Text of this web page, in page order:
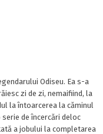
Odiseu. Ea s-a
zi de zi, nemaifiind, la
la întoarcerea la căminul
de încercări deloc
a jobului la completarea